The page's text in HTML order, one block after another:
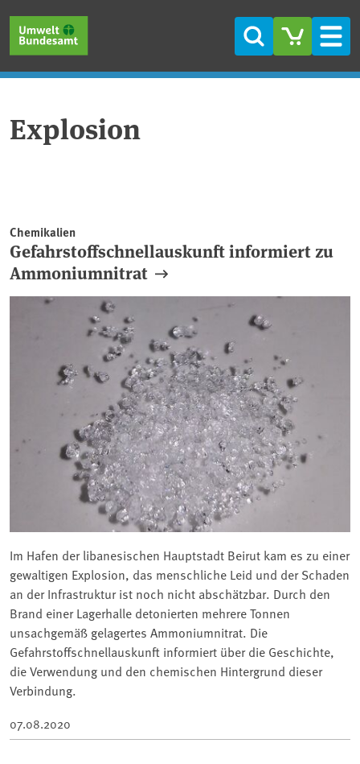
Suche
Explosion
Chemikalien
Gefahrstoffschnellauskunft informiert zu
Ammoniumnitrat
Im Hafen der libanesischen Hauptstadt Beirut kam es zu einer
gewaltigen Explosion, das menschliche Leid und der Schaden
an der Infrastruktur ist noch nicht abschätzbar. Durch den
Brand einer Lagerhalle detonierten mehrere Tonnen
unsachgemäß gelagertes Ammoniumnitrat. Die
Gefahrstoffschnellauskunft informiert über die Geschichte,
die Verwendung und den chemischen Hintergrund dieser
Verbindung.
07.08.2020